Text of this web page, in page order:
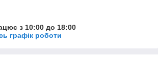
з 10:00 до 18:00
графік роботи